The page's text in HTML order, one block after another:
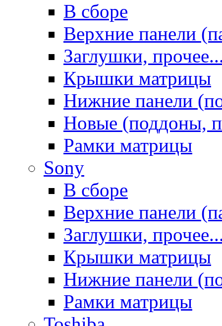
В сборе
Верхние панели
Заглушки,
Крышки матрицы
Нижние панели
Новые (поддоны,
Рамки матрицы
Sony
В сборе
Верхние панели
Заглушки,
Крышки матрицы
Нижние панели
Рамки матрицы